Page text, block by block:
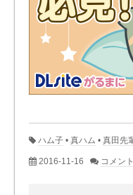
ハム子 • 真ハム • 真田先
2016-11-16 コメン